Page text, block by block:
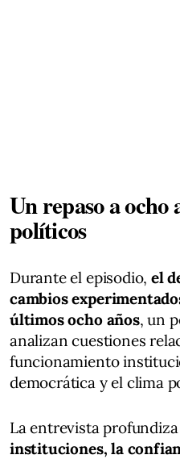
Un repaso a ocho
políticos
Durante el episodio,el
cambios
últimos ocho años, un
analizan cuestiones
funcionamiento
democrática y el clima
La entrevista
instituciones, la